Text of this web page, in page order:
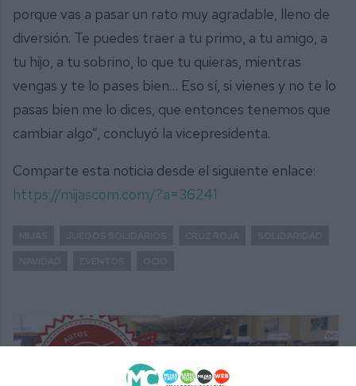
porque vas a pasar un rato muy agradable, lleno de
diversión. Te puedes traer a tu primo, a tu amigo, a
tu hijo, a tu sobrino, lo que tu quieras, mientras
vengas y te lo pases bien… Eso sí, si vienes y no te lo
pasas bien me lo dices, que entonces tenemos que
cambiar algo”, concluyó la vicepresidenta.
Comparte esta noticia desde el siguiente enlace:
https://mijascom.com/?a=36241